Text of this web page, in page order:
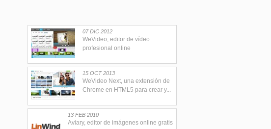
07 DIC 2012
WeVideo, editor de vídeo
profesional online
15 OCT 2013
WeVideo Next, una extensión de
Chrome en HTML5 para crear y...
13 FEB 2010
Aviary, editor de imágenes online gratis